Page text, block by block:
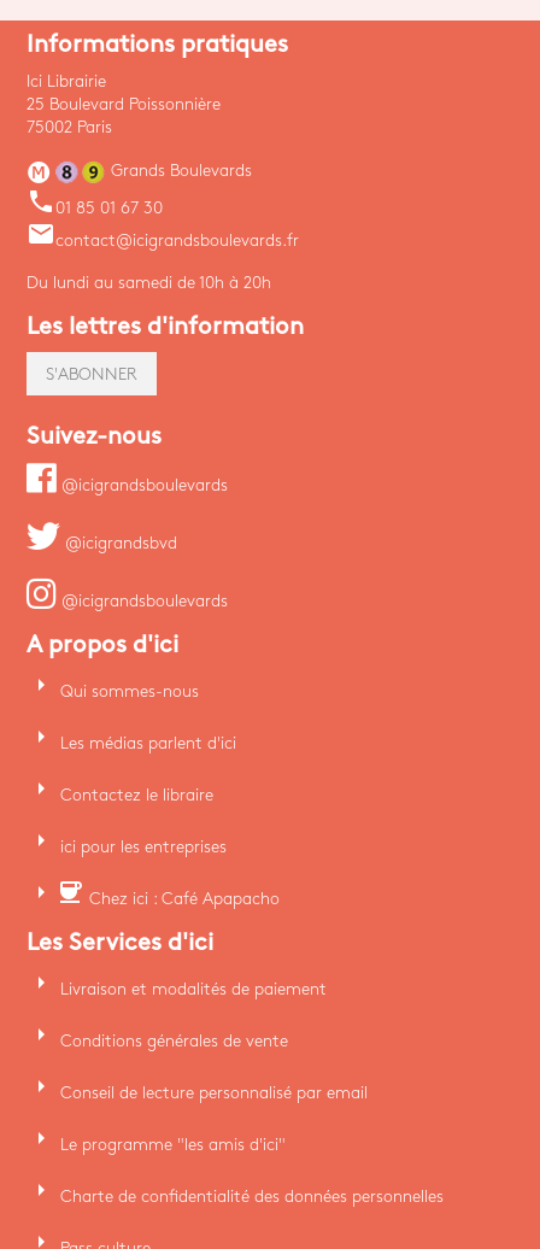
Informations pratiques
Ici Librairie
25 Boulevard Poissonnière
75002 Paris
Grands Boulevards
phone 01 85 01 67 30
emailcontact@icigrandsboulevards.fr
Du lundi au samedi de 10h à 20h
Les lettres d'information
S'ABONNER
Suivez-nous
@icigrandsboulevards
@icigrandsbvd
@icigrandsboulevards
A propos d'ici
arrow_right Qui sommes-nous
arrow_right Les médias parlent d'ici
arrow_right Contactez le libraire
arrow_right ici pour les entreprises
arrow_right coffee Chez ici : Café Apapacho
Les Services d'ici
arrow_right Livraison et modalités de paiement
arrow_right Conditions générales de vente
arrow_right Conseil de lecture personnalisé par email
arrow_right Le programme "les amis d'ici"
arrow_right Charte de confidentialité des données personnelles
arrow_right